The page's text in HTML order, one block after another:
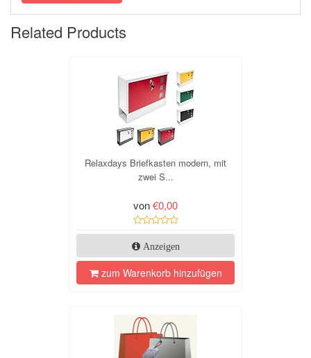
Related Products
Relaxdays Briefkasten modern, mit
zwei S...
von€0,00
Anzeigen
zum Warenkorb hinzufügen